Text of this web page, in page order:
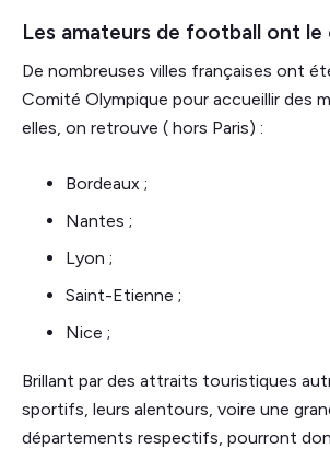
Les amateurs de football ont le
De nombreuses villes françaises ont
Comité Olympique pour accueillir des
elles, on retrouve ( hors Paris) :
Bordeaux ;
Nantes ;
Lyon ;
Saint-Etienne ;
Nice ;
Brillant par des attraits touristiques
sportifs, leurs alentours, voire une
départements respectifs, pourront